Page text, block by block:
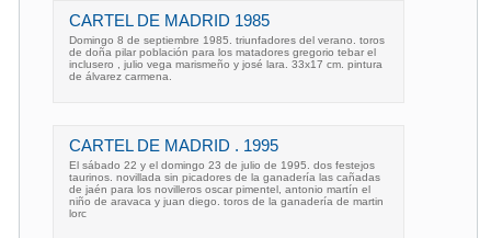
CARTEL DE MADRID 1985
Domingo 8 de septiembre 1985. triunfadores del verano. toros
de doña pilar población para los matadores gregorio tebar el
inclusero , julio vega marismeño y josé lara. 33x17 cm. pintura
de álvarez carmena.
CARTEL DE MADRID . 1995
El sábado 22 y el domingo 23 de julio de 1995. dos festejos
taurinos. novillada sin picadores de la ganadería las cañadas
de jaén para los novilleros oscar pimentel, antonio martín el
niño de aravaca y juan diego. toros de la ganadería de martin
lorc